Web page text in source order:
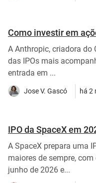
Como investir em
A Anthropic, criadora do
das IPOs mais
entrada em ...
Jose V. Gascó há 2
IPO da SpaceX em
A SpaceX prepara uma
maiores de sempre,
junho de 2026 e...